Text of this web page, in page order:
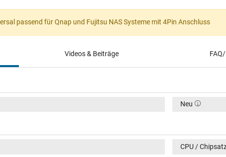
passend für Qnap und Fujitsu NAS Systeme mit 4Pin Anschluss
Videos & Beiträge
Neu
CPU /